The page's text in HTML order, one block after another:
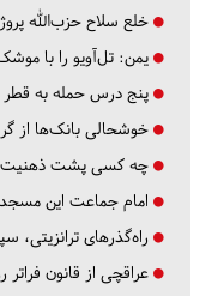
خلع سلاح حزب‌الله
یمن: تل‌آویو را با
پنج درس‌ حمله به قطر
خوشحالی بانک‌ها از
چه کسی پشت ذهنیت
امام جماعت این مسجد در ۳ سال، نمازگزاران را ۴
راه‌گذرهای ترانزیتی،
عراقچی از قانون